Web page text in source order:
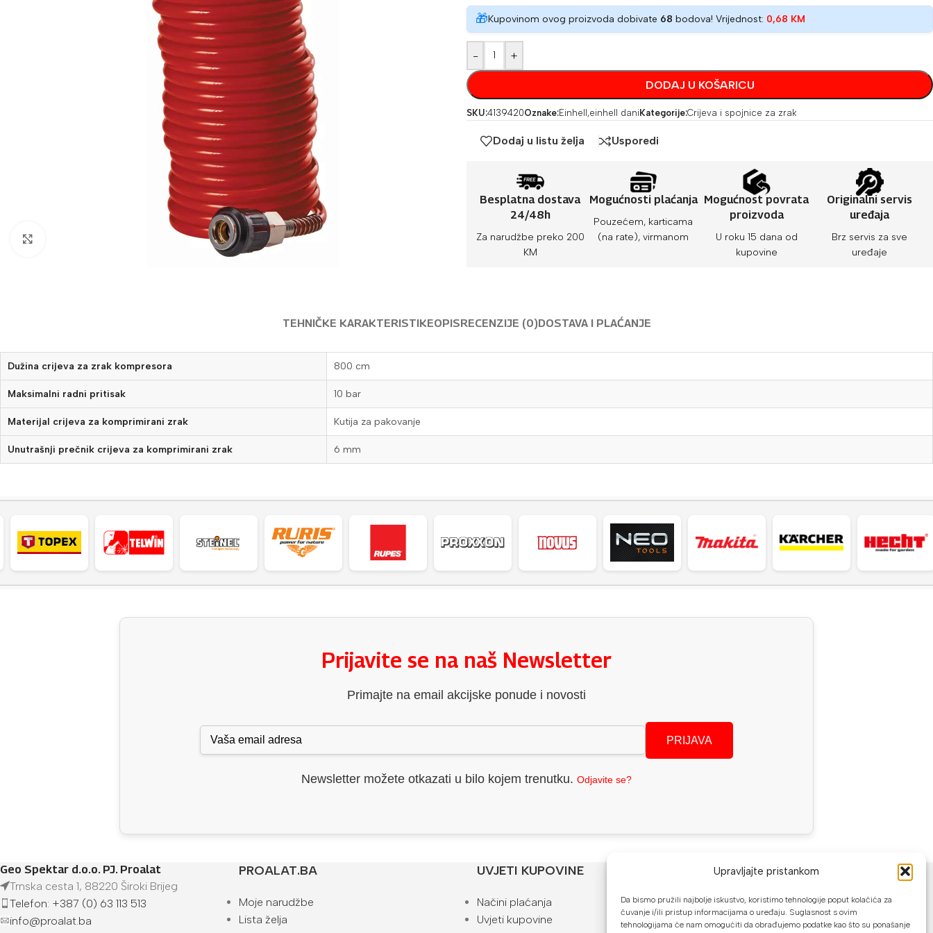
Upravljajte pristankom
Da bismo pružili najbolje iskustvo, koristimo tehnologije poput kolačića za
čuvanje i/ili pristup informacijama o uređaju. Suglasnost s ovim
tehnologijama će nam omogućiti da obrađujemo podatke kao što su ponašanje
🎁Kupovinom ovog proizvoda dobivate 68 bodova! Vrijednost: 0,68 KM
- +
DODAJ U KOŠARICU
SKU:4139420Oznake:Einhell ,einhell dani Kategorije:Crijeva i spojnice za zrak
Dodaj u listu želja Usporedi
Besplatna dostava
24/48h
Za narudžbe preko 200
KM
Mogućnosti plaćanja
Pouzećem, karticama
(na rate), virmanom
Mogućnost povrata
proizvoda
U roku 15 dana od
kupovine
Originalni servis
uređaja
Brz servis za sve
uređaje
TEHNIČKE KARAKTERISTIKEOPISRECENZIJE (0)DOSTAVA I PLAĆANJE
Dužina crijeva za zrak kompresora 800 cm
Maksimalni radni pritisak 10 bar
Materijal crijeva za komprimirani zrak Kutija za pakovanje
Unutrašnji prečnik crijeva za komprimirani zrak 6 mm
Prijavite se na naš Newsletter
Primajte na email akcijske ponude i novosti
PRIJAVA
Newsletter možete otkazati u bilo kojem trenutku. Odjavite se?
Geo Spektar d.o.o. PJ. Proalat
Trnska cesta 1, 88220 Široki Brijeg
Telefon: +387 (0) 63 113 513
info@proalat.ba
PROALAT.BA
Moje narudžbe
Lista želja
UVJETI KUPOVINE
Načini plaćanja
Uvjeti kupovine
NAČINI PLAĆANJA
U našoj web trgovini možete platiti: